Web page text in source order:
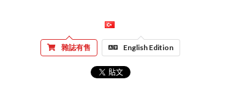
雜誌有售 English Edition